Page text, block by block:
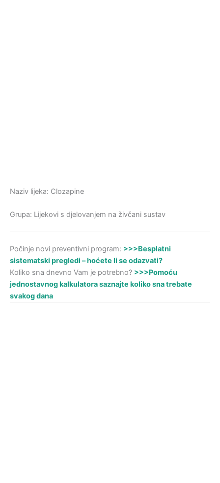
Naziv lijeka: Clozapine
Grupa: Lijekovi s djelovanjem na živčani sustav
Počinje novi preventivni program: >>>Besplatni
sistematski pregledi – hoćete li se odazvati?
Koliko sna dnevno Vam je potrebno? >>>Pomoću
jednostavnog kalkulatora saznajte koliko sna trebate
svakog dana